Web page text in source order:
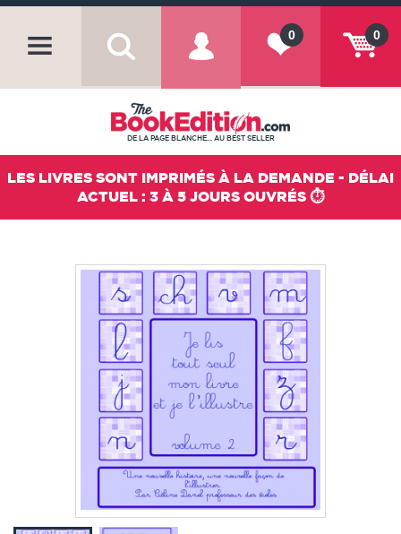
0
0
DE LA PAGE BLANCHE... AU BEST SELLER
LES LIVRES SONT IMPRIMÉS À LA DEMANDE - DÉLAI
ACTUEL : 3 À 5 JOURS OUVRÉS ⏱️